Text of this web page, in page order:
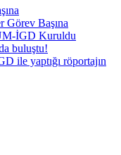
Görev Başına
İGD Kuruldu
buluştu!
ile yaptığı röportajın